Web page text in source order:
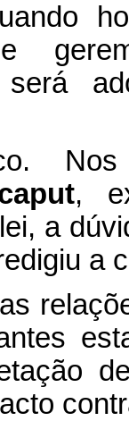
será
Nos
,
a
a